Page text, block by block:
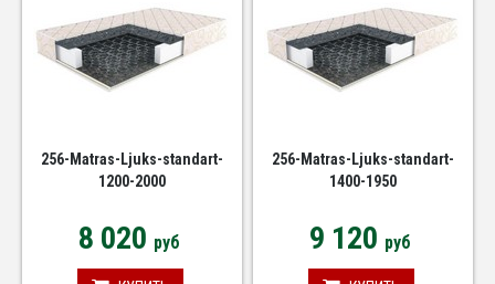
256-Matras-Ljuks-standart-
1200-2000
8 020 руб
256-Matras-Ljuks-standart-
1400-1950
9 120 руб